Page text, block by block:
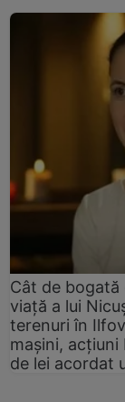
Cât de bogată
viață a lui
terenuri în
mașini, acțiuni
de lei acordat